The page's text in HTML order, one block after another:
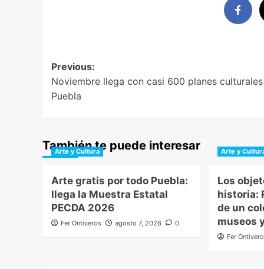
Post
navigation
Previous:
Noviembre llega con casi 600 planes
Puebla
También te puede interesar
Arte y Cultura
Arte gratis por todo Puebla:
llega la Muestra Estatal
PECDA 2026
Fer Ontiveros agosto 7, 2026 0
Arte y
Los
historia:
de un
museos
Fer